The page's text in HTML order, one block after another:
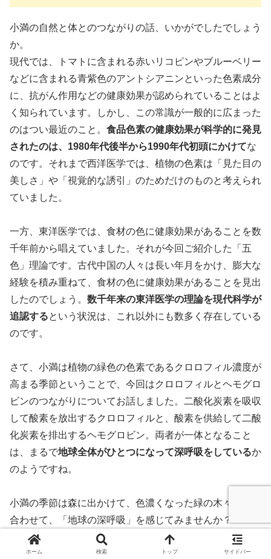
小満の自然と体とのつながりの話、いかがでしたでしょう
か。
現代では、トマトに含まれる赤いリコピンやブルーベリー
などに含まれる青紫色のアントシアニンといった色素成分
に、抗がん作用などの健康効果が認められていることはよ
く知られています。しかし、この常識が一般的に広まった
のはつい最近のこと。 食品色素の健康効果が科学的に発見
されたのは、1980年代後半から1990年代初頭にかけてな
のです。それまで西洋医学では、植物の色素は「見た目の
美しさ」や「視覚的な誘引」のためだけのものと考えられ
ていました。
一方、東洋医学では、食材の色に健康効果があることを数
千年前から唱えていました。それが今回ご紹介した「五
色」理論です。古代中国の人々は長い年月をかけ、膨大な
経験を積み重ねて、食材の色に健康効果があることを見出
したのでしょう。 数千年来の東洋医学の理論を現代科学が
追認するという状況は、これ以外にも数多く存在している
のです。
さて、小満は植物の緑色の色素であるクロロフィル濃度が
高まる季節ということで、今回はクロロフィルとヘモグロ
ビンのつながりについてお話しました。二酸化炭素を吸収
して酸素を放出するクロロフィルと、酸素を供給して二酸
化炭素を排出するヘモグロビン。両者が一体となること
は、まるで地球全体がひとつになって深呼吸をしているか
のようですね。
小満の季節は森に出かけて、色濃くなった緑の木々と息を
合わせて、「地球の深呼吸」を感じてみませんか？
ホーム 検索 トップ サイドバー